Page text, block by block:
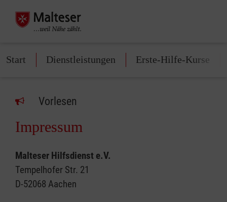
Start Dienstleistungen Erste-Hilfe-Kurse
Vorlesen
Impressum
Malteser Hilfsdienst e.V.
Tempelhofer Str. 21
D-52068 Aachen